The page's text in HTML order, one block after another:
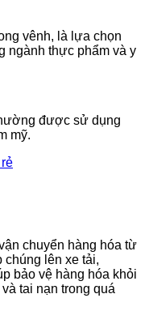
vênh, là lựa chọn
ngành thực phẩm và y
được sử dụng
mỹ.
chuyển hàng hóa từ
chúng lên xe tải,
bảo vệ hàng hóa khỏi
tai nạn trong quá